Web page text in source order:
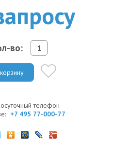
во:
телефон
+7 495 77-000-77